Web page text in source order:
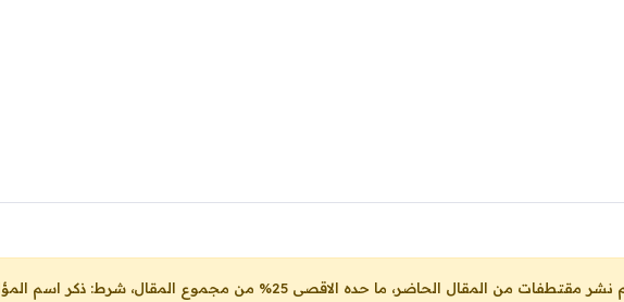
من المقال الحاضر، ما حده الاقصى 25% من مجموع المقال، شرط: ذكر اسم المؤلف والناشر ووضع رابط